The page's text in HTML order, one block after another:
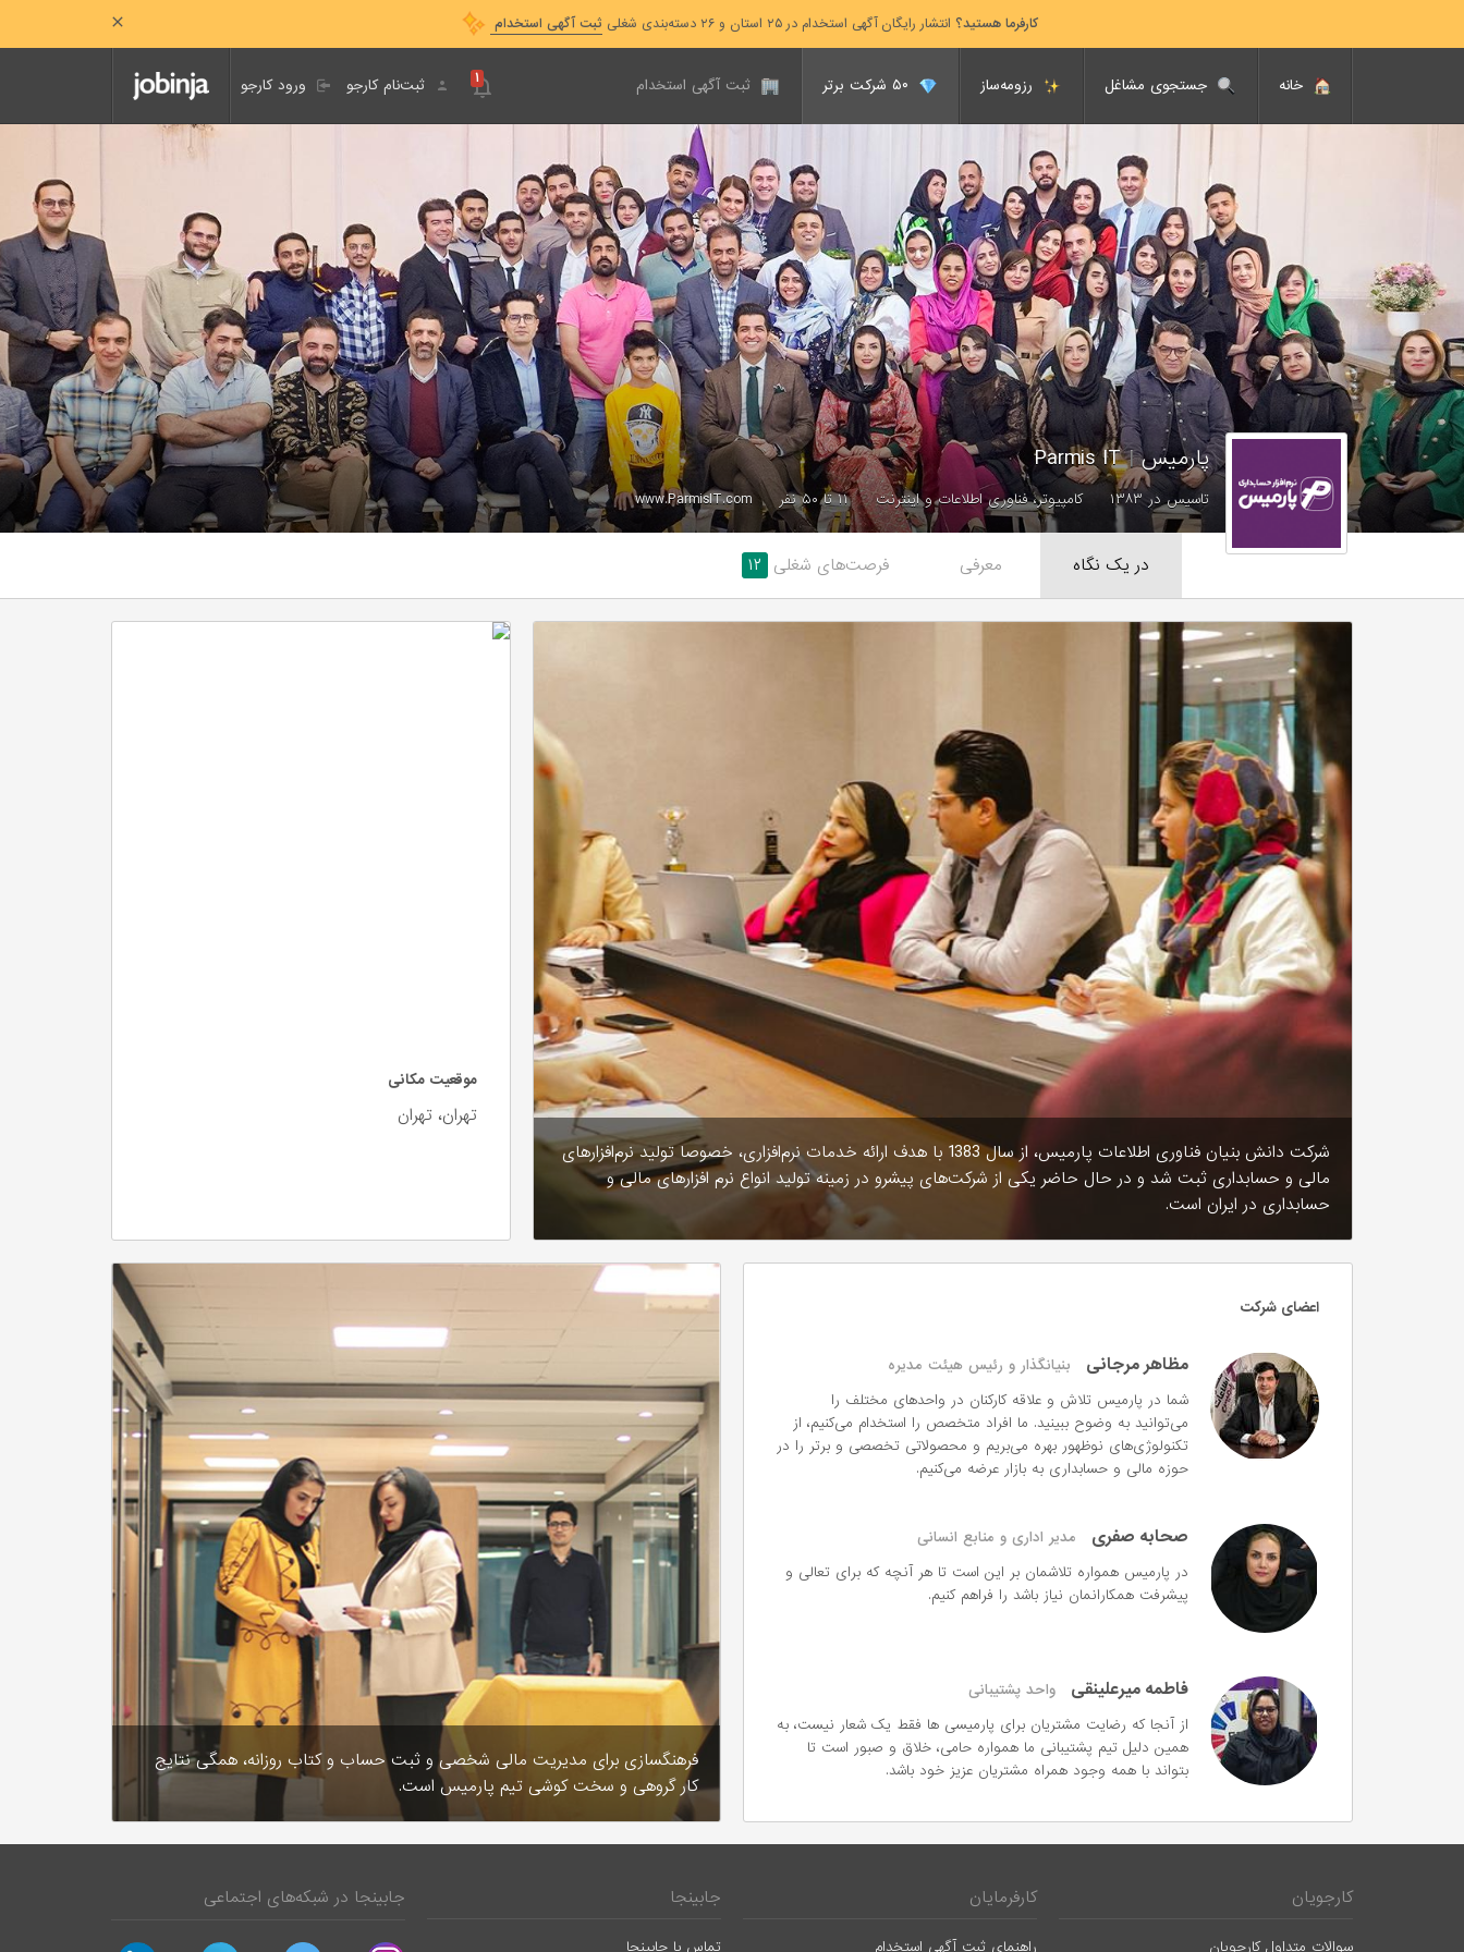
کارفرما هستید؟ انتشار رایگان آگهی استخدام در ۲۵ استان و ۲۶ دسته‌بندی شغلی ثبت آگهی استخدام
خانه جستجوی مشاغل رزومه‌ساز ثبت آگهی استخدام ورود کارجو ثبت‌نام کارجو ۱
پارمیس|
Parmis IT
تاسیس در ۱۳۸۳ کامپیوتر، فناوری اطلاعات و اینترنت ۱۱ تا ۵۰ نفر www.ParmisIT.com
در یک نگاه معرفی فرصت‌های شغلی ۱۲
شرکت دانش بنیان فناوری اطلاعات پارمیس، از سال 1383 با هدف ارائه خدمات نرم‌افزاری، خصوصا تولید نرم‌افزارهای
مالی و حسابداری‌ ثبت شد و در حال حاضر یکی از شرکت‌های پیشرو در زمینه تولید انواع نرم افزارهای مالی و
حسابداری در ایران است.
موقعیت مکانی
تهران، تهران
اعضای شرکت
مظاهر مرجانی
بنیانگذار و رئیس هیئت مدیره
شما در پارمیس تلاش و علاقه کارکنان در واحدهای مختلف را
می‌توانید به وضوح ببینید. ما افراد متخصص را استخدام می‌کنیم، از
تکنولوژی‌های نوظهور بهره می‌بریم و محصولاتی تخصصی و برتر را در
حوزه مالی و حسابداری به بازار عرضه می‌کنیم.
صحابه صفری
مدیر اداری و منابع انسانی
در پارمیس همواره تلاشمان بر این است تا هر آنچه که برای تعالی و
پیشرفت همکارانمان نیاز باشد را فراهم کنیم.
فاطمه میرعلینقی
واحد پشتیبانی
از آنجا‌ که رضایت مشتریان برای پارمیسی ها فقط یک شعار نیست، به
همین دلیل تیم پشتیبانی ما همواره حامی، خلاق و صبور است تا
بتواند با همه وجود همراه مشتریان عزیز خود باشد.
فرهنگسازی برای مدیریت مالی شخصی و ثبت حساب و کتاب روزانه، همگی نتایج
کار گروهی و سخت کوشی تیم پارمیس است.
کارجویان
سوالات متداول کارجویان
کارفرمایان
راهنمای ثبت آگهی استخدام
جابینجا
تماس با جابینجا
جابینجا در شبکه‌های اجتماعی